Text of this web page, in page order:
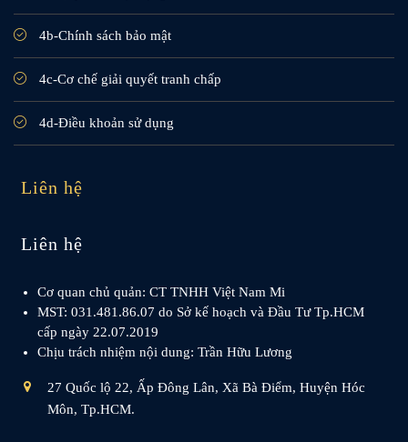
4b-Chính sách bảo mật
4c-Cơ chế giải quyết tranh chấp
4d-Điều khoản sử dụng
Liên hệ
Liên hệ
Cơ quan chủ quản: CT TNHH Việt Nam Mi
MST: 031.481.86.07 do Sở kế hoạch và Đầu Tư Tp.HCM
cấp ngày 22.07.2019
Chịu trách nhiệm nội dung: Trần Hữu Lương
27 Quốc lộ 22, Ấp Đông Lân, Xã Bà Điểm, Huyện Hóc
Môn, Tp.HCM.